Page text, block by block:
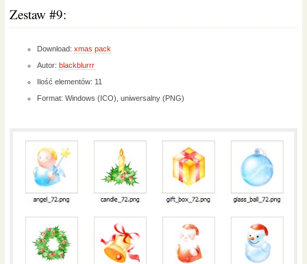
Zestaw #9:
Download: xmas pack
Autor: blackblurrr
Ilość elementów: 11
Format: Windows (ICO), uniwersalny (PNG)